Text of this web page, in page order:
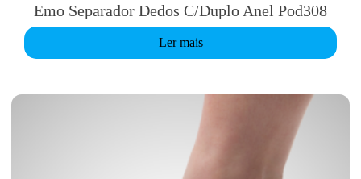
Emo Separador Dedos C/Duplo Anel Pod308
Ler mais